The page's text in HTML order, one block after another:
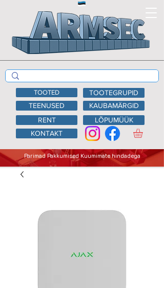
TEENUSED
KAUBAMÄRGID
RENT
LÕPUMÜÜK
KONTAKT
Parimad Pakkumised Kuumimate hindadega
TOOTED TOOTEGRUPID